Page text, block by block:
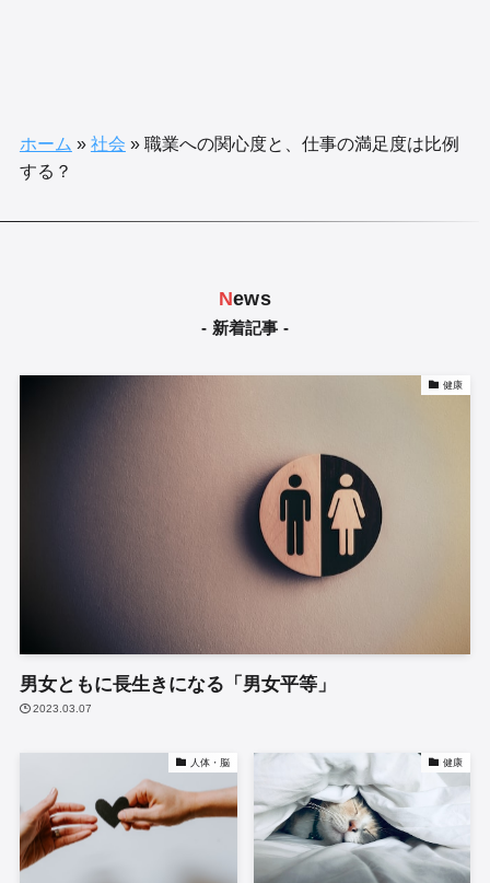
ホーム » 社会 »職業への関心度と、仕事の満足度は比例
する？
News
- 新着記事 -
健康
男女ともに長生きになる「男女平等」
2023.03.07
人体・脳 健康